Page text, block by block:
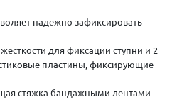
надежно зафиксировать
для фиксации ступни и 2
пластины, фиксирующие
стяжка бандажными лентами